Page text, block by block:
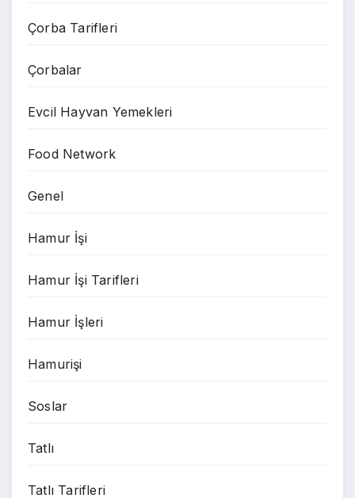
Çorba Tarifleri
Çorbalar
Evcil Hayvan Yemekleri
Food Network
Genel
Hamur İşi
Hamur İşi Tarifleri
Hamur İşleri
Hamurişi
Soslar
Tatlı
Tatlı Tarifleri